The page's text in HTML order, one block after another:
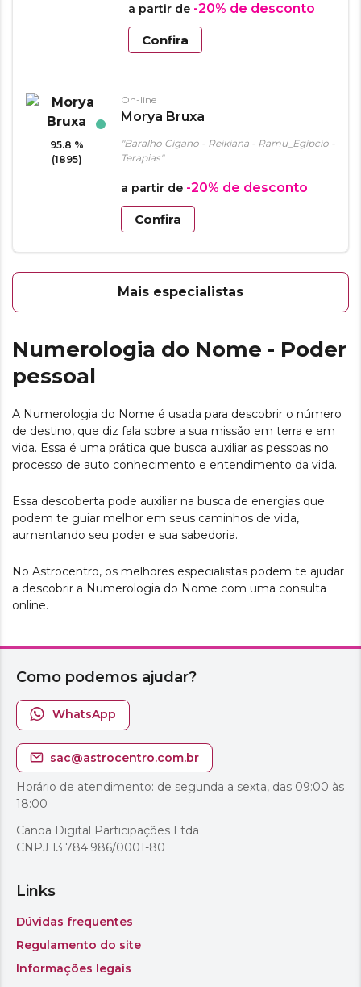
a partir de -20% de desconto
Confira
95.8 %
(1895)
On-line
Morya Bruxa
"Baralho Cigano - Reikiana - Ramu_Egípcio -
Terapias"
a partir de -20% de desconto
Confira
Mais especialistas
Numerologia do Nome - Poder
pessoal
A Numerologia do Nome é usada para descobrir o número
de destino, que diz fala sobre a sua missão em terra e em
vida. Essa é uma prática que busca auxiliar as pessoas no
processo de auto conhecimento e entendimento da vida.
Essa descoberta pode auxiliar na busca de energias que
podem te guiar melhor em seus caminhos de vida,
aumentando seu poder e sua sabedoria.
No Astrocentro, os melhores especialistas podem te ajudar
a descobrir a Numerologia do Nome com uma consulta
online.